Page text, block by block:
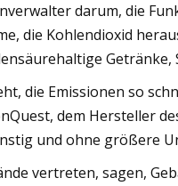
darum, die
die Kohlendioxid
Getränke,
die Emissionen so
dem Hersteller
und ohne größere
vertreten, sagen,